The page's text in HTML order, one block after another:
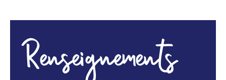
Renseignements